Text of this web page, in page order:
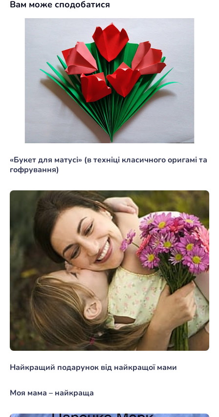
Вам може сподобатися
«Букет для матусі» (в техніці класичного оригамі та
гофрування)
Найкращий подарунок від найкращої мами
Моя мама – найкраща